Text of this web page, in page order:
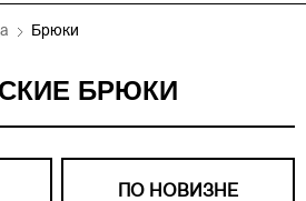
Брюки
БРЮКИ
ПО НОВИЗНЕ